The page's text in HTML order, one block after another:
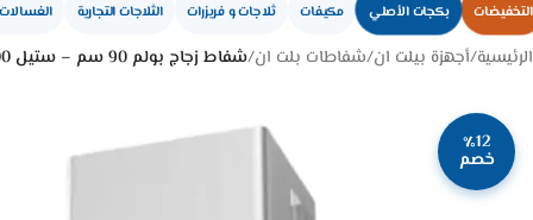
التخفيضات بكجات الأصلي مكيفات ثلاجات و فريزرات الثلاجات التجارية
الرئيسية/أجهزة بيلت ان/شفاطات بلت ان/شفاط زجاج بولم 90 سم – ستيل ARCO90-1200
٪12
خصم